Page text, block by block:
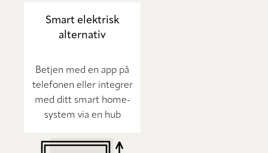
Smart elektrisk
alternativ
Betjen med en app på
telefonen eller integrer
med ditt smart home-
system via en hub